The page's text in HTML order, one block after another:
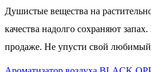
Душистые вещества на
качества надолго сохраняют запах.
продаже. Не упусти свой любимый